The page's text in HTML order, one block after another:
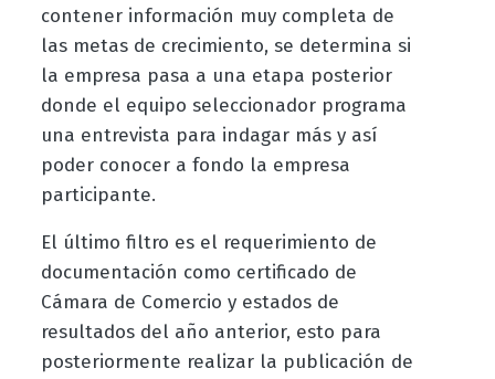
contener información muy completa de
las metas de crecimiento, se determina si
la empresa pasa a una etapa posterior
donde el equipo seleccionador programa
una entrevista para indagar más y así
poder conocer a fondo la empresa
participante.
El último filtro es el requerimiento de
documentación como certificado de
Cámara de Comercio y estados de
resultados del año anterior, esto para
posteriormente realizar la publicación de